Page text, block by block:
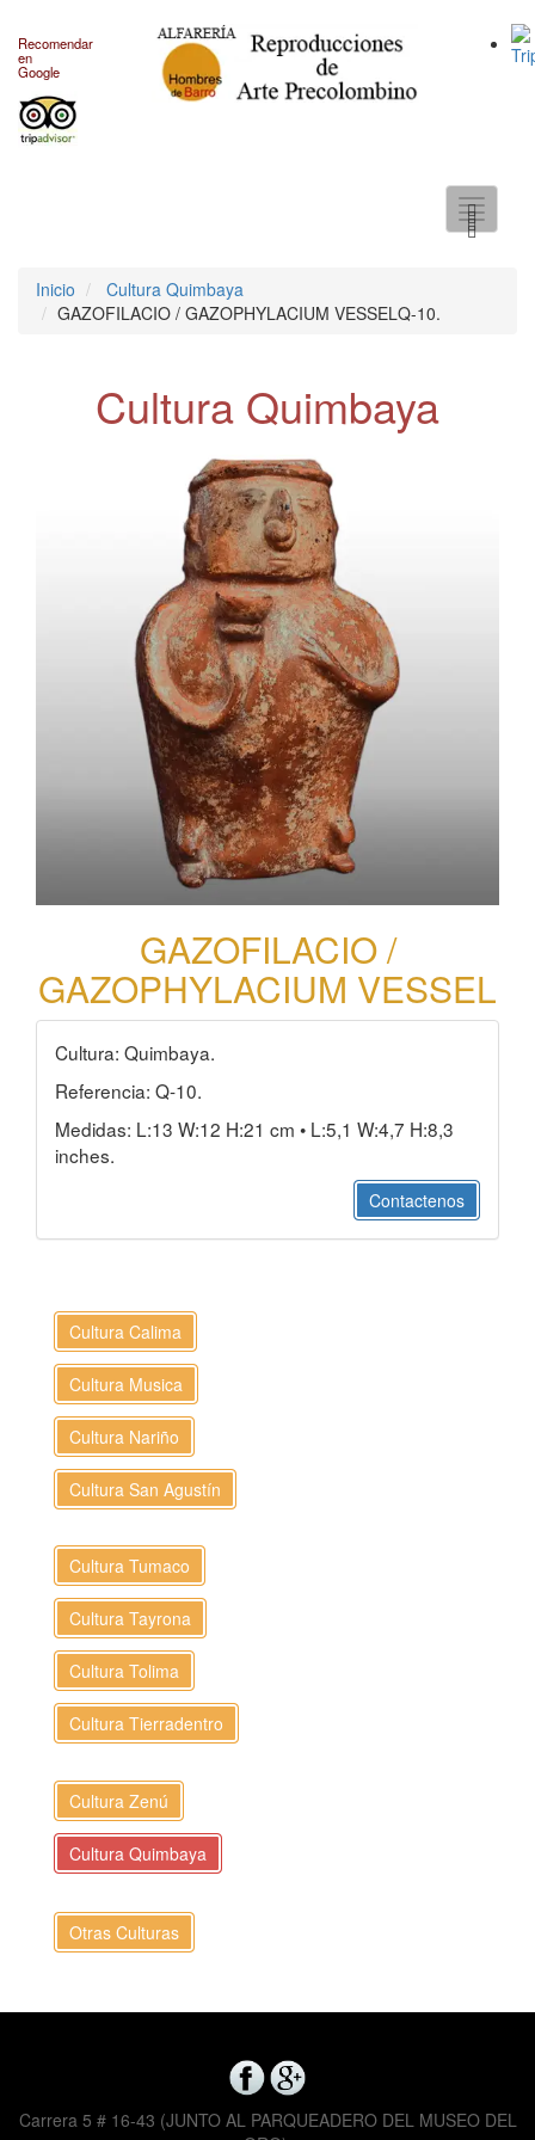
Recomendar
en
Google
Toggle
Inicio
Cultura Quimbaya
GAZOFILACIO / GAZOPHYLACIUM VESSELQ-10.
Cultura Quimbaya
GAZOFILACIO /
GAZOPHYLACIUM VESSEL
Cultura: Quimbaya.
Referencia: Q-10.
Medidas: L:13 W:12 H:21 cm • L:5,1 W:4,7 H:8,3
inches.
Contactenos
Cultura Calima
Cultura Musica
Cultura Nariño
Cultura San Agustín
Cultura Tumaco
Cultura Tayrona
Cultura Tolima
Cultura Tierradentro
Cultura Zenú
Cultura Quimbaya
Otras Culturas
Carrera 5 # 16-43 (JUNTO AL PARQUEADERO DEL MUSEO DEL